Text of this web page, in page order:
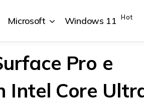
Microsoft Windows 11 Hot
Pro e
Intel Core